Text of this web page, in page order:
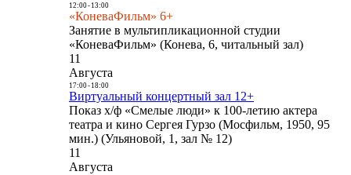
12:00- 13:00
«КоневаФильм» 6+
Занятие в мультипликационной студии
«КоневаФильм» (Конева, 6, читальный зал)
11
Августа
17:00- 18:00
Виртуальный концертный зал 12+
Показ х/ф «Смелые люди» к 100-летию актера
театра и кино Сергея Гурзо (Мосфильм, 1950, 95
мин.) (Ульяновой, 1, зал № 12)
11
Августа